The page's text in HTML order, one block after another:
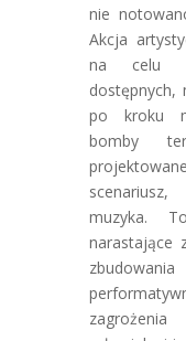
nie
Akcja
na celu
dostępnych,
po kroku
bomby
muzyka.
narastające